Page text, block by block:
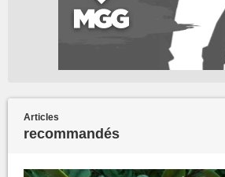
Articles
recommandés